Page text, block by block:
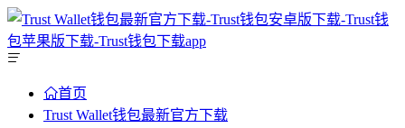
首页
Trust Wallet钱包最新官方下载